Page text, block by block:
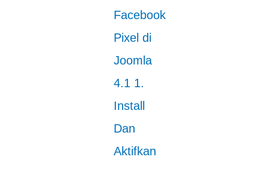
Facebook
Pixel di
Joomla
4.1 1.
Install
Dan
Aktifkan